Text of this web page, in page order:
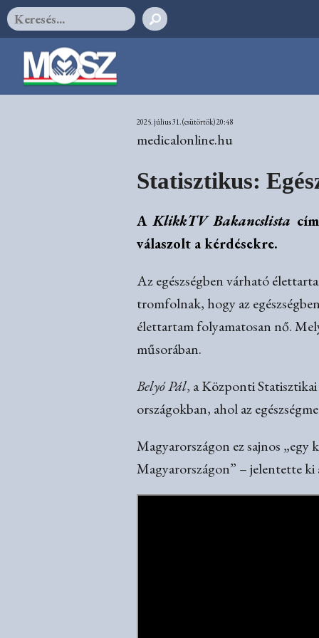
2025. július 31. (csütörtök) 20:48
medicalonline.hu
Statisztikus:
AKlikkTV Bakancslista
válaszolt a kérdésekre.
Az egészségben várható
tromfolnak, hogy az
élettartam folyamatosan nő.
műsorában.
Belyó Pál, a Központi
országokban, ahol az
Magyarországon ez sajnos
Magyarországon” – jelentette